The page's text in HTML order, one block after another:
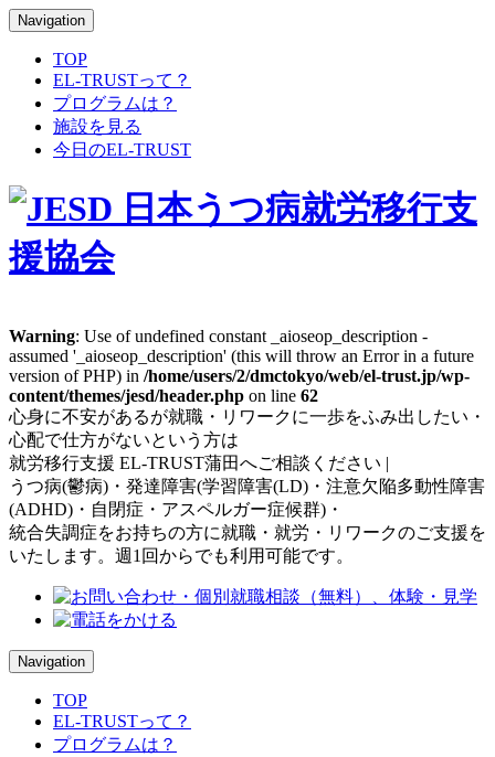
Navigation
TOP
EL-TRUSTって？
プログラムは？
施設を見る
今日のEL-TRUST
Warning: Use of undefined constant _aioseop_description -
assumed '_aioseop_description' (this will throw an Error in a future
version of PHP) in /home/users/2/dmctokyo/web/el-trust.jp/wp-
content/themes/jesd/header.php on line 62
心身に不安があるが就職・リワークに一歩をふみ出したい・
心配で仕方がないという方は
就労移行支援 EL-TRUST蒲田へご相談ください |
うつ病(鬱病)・発達障害(学習障害(LD)・注意欠陥多動性障害
(ADHD)・自閉症・アスペルガー症候群)・
統合失調症をお持ちの方に就職・就労・リワークのご支援を
いたします。週1回からでも利用可能です。
Navigation
TOP
EL-TRUSTって？
プログラムは？